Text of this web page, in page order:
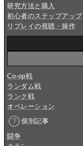
研究方法と購入
初心者のステップアップ
リプレイの視聴・操作
Co-op戦
ランダム戦
ランク戦
オペレーション
個別記事
闘争